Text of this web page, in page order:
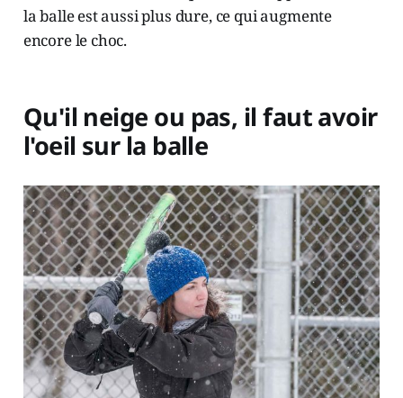
la balle est aussi plus dure, ce qui augmente
encore le choc.
Qu'il neige ou pas, il faut avoir
l'oeil sur la balle